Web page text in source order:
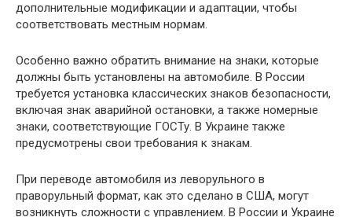
дополнительные модификации и адаптации, чтобы
соответствовать местным нормам.
Особенно важно обратить внимание на знаки, которые
должны быть установлены на автомобиле. В России
требуется установка классических знаков безопасности,
включая знак аварийной остановки, а также номерные
знаки, соответствующие ГОСТу. В Украине также
предусмотрены свои требования к знакам.
При переводе автомобиля из леворульного в
праворульный формат, как это сделано в США, могут
возникнуть сложности с управлением. В России и Украине